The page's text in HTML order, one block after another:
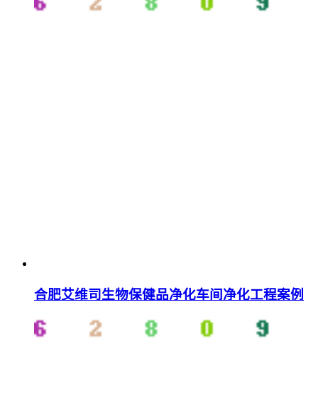
合肥艾维司生物保健品净化车间净化工程案例